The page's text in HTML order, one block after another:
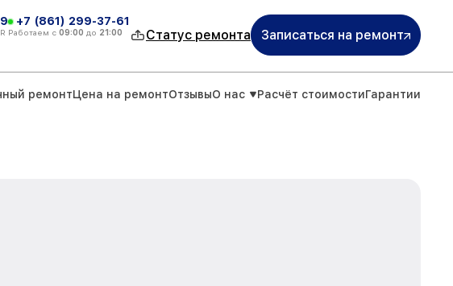
+7 (861) 299-37-61
Работаем с 09:00 до 21:00 Статус ремонта Записаться на ремонт
ремонтЦена на ремонтОтзывыО нас Расчёт стоимостиГарантии